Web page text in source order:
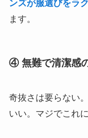
ンズが服選びをラ
ます。
④ 無難で清潔感
奇抜さは要らない
いい。マジでこれ